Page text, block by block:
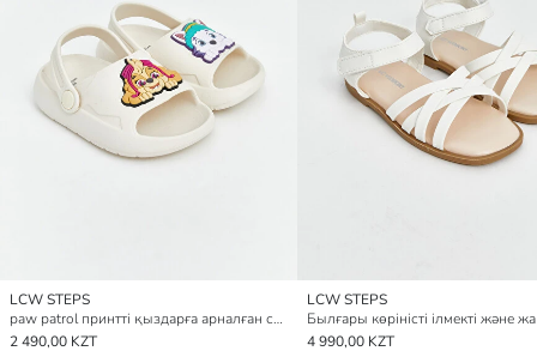
LCW STEPS
paw patrol принтті қыздарға арналған сандалдар
2 490,00 KZT
LCW STEPS
4 990,00 KZT